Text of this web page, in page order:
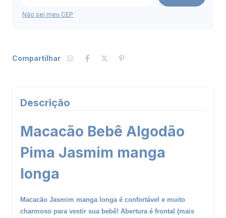
Não sei meu CEP
Compartilhar
Descrição
Macacão Bebê Algodão
Pima Jasmim manga
longa
Macacão Jasmim manga longa é confortável e muito
charmoso para vestir sua bebê! Abertura é frontal (mais